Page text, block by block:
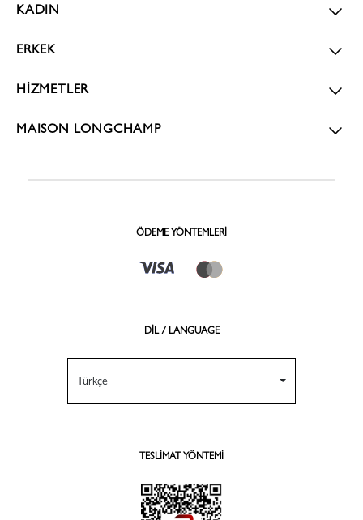
KADIN
ERKEK
HİZMETLER
MAISON LONGCHAMP
ÖDEME YÖNTEMLERI
DİL / LANGUAGE
Türkçe
TESLIMAT YÖNTEMI